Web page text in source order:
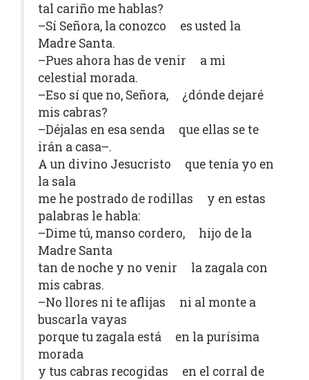
tal cariño me hablas?
–Sí Señora, la conozco es usted la
Madre Santa.
–Pues ahora has de venir a mi
celestial morada.
–Eso sí que no, Señora, ¿dónde dejaré
mis cabras?
–Déjalas en esa senda que ellas se te
irán a casa–.
A un divino Jesucristo que tenía yo en
la sala
me he postrado de rodillas y en estas
palabras le habla:
–Dime tú, manso cordero, hijo de la
Madre Santa
tan de noche y no venir la zagala con
mis cabras.
–No llores ni te aflijas ni al monte a
buscarla vayas
porque tu zagala está en la purísima
morada
y tus cabras recogidas en el corral de